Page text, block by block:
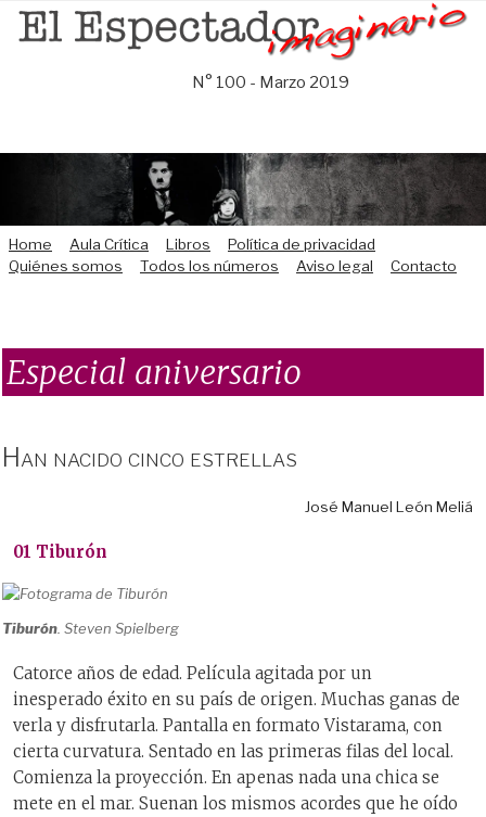
Saltar
N° 100 - Marzo 2019
Home Aula Crítica Libros
Política de privacidad
Quiénes somos
Todos los números Aviso legal Contacto
Especial aniversario
Han nacido cinco estrellas
José Manuel León Meliá
01 Tiburón
Tiburón . Steven Spielberg
Catorce años de edad. Película agitada por un
inesperado éxito en su país de origen. Muchas ganas de
verla y disfrutarla. Pantalla en formato Vistarama, con
cierta curvatura. Sentado en las primeras filas del local.
Comienza la proyección. En apenas nada una chica se
mete en el mar. Suenan los mismos acordes que he oído